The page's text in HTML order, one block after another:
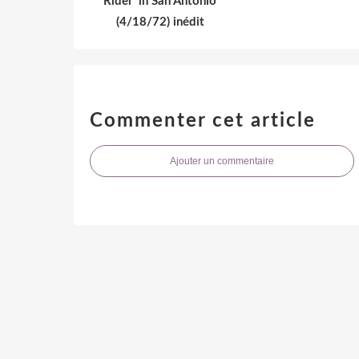
(4/18/72) inédit
Commenter cet article
Ajouter un commentaire